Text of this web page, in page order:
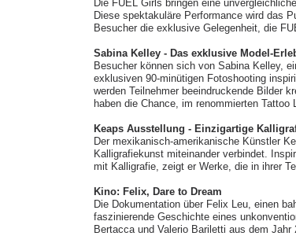
Die FUEL Girls bringen eine
Diese spektakuläre Performance wird das
Besucher die exklusive Gelegenheit, die
Sabina Kelley - Das exklusive Model-
Besucher können sich von Sabina Kelley,
exklusiven 90-minütigen Fotoshooting
werden Teilnehmer beeindruckende Bilder
haben die Chance, im renommierten Tattoo
Keaps Ausstellung - Einzigartige
Der mexikanisch-amerikanische Künstler
Kalligrafiekunst miteinander verbindet.
mit Kalligrafie, zeigt er Werke, die in ihrer
Kino: Felix, Dare to Dream
Die Dokumentation über Felix Leu, einen
faszinierende Geschichte eines
Bertacca und Valerio Bariletti aus dem Jahr